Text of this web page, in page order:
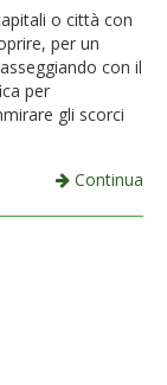
o città con
per un
con il
per
gli scorci
Continua